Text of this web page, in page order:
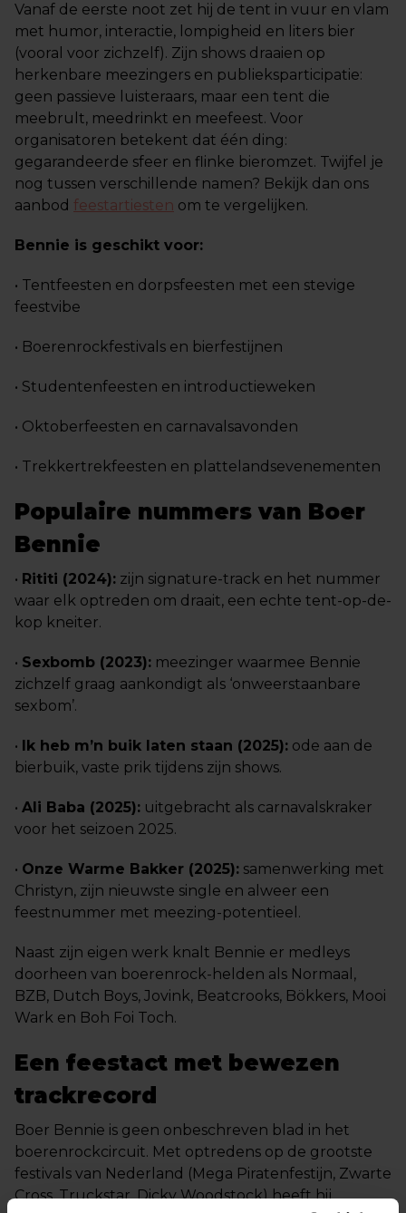
Vanaf de eerste noot zet hij de tent in vuur en vlam
met humor, interactie, lompigheid en liters bier
(vooral voor zichzelf). Zijn shows draaien op
herkenbare meezingers en publieksparticipatie:
geen passieve luisteraars, maar een tent die
meebrult, meedrinkt en meefeest. Voor
organisatoren betekent dat één ding:
gegarandeerde sfeer en flinke bieromzet. Twijfel je
nog tussen verschillende namen? Bekijk dan ons
aanbod feestartiesten om te vergelijken.
Bennie is geschikt voor:
• Tentfeesten en dorpsfeesten met een stevige
feestvibe
• Boerenrockfestivals en bierfestijnen
• Studentenfeesten en introductieweken
• Oktoberfeesten en carnavalsavonden
• Trekkertrekfeesten en plattelandsevenementen
Populaire nummers van Boer
Bennie
• Rititi (2024): zijn signature-track en het nummer
waar elk optreden om draait, een echte tent-op-de-
kop kneiter.
• Sexbomb (2023): meezinger waarmee Bennie
zichzelf graag aankondigt als ‘onweerstaanbare
sexbom’.
• Ik heb m’n buik laten staan (2025): ode aan de
bierbuik, vaste prik tijdens zijn shows.
• Ali Baba (2025): uitgebracht als carnavalskraker
voor het seizoen 2025.
• Onze Warme Bakker (2025): samenwerking met
Christyn, zijn nieuwste single en alweer een
feestnummer met meezing-potentieel.
Naast zijn eigen werk knalt Bennie er medleys
doorheen van boerenrock-helden als Normaal,
BZB, Dutch Boys, Jovink, Beatcrooks, Bökkers, Mooi
Wark en Boh Foi Toch.
Een feestact met bewezen
trackrecord
Boer Bennie is geen onbeschreven blad in het
boerenrockcircuit. Met optredens op de grootste
festivals van Nederland (Mega Piratenfestijn, Zwarte
Cross, Truckstar, Dicky Woodstock) heeft hij